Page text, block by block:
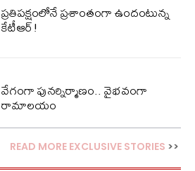
ప్ర‌తిప‌క్షంలోనే ప్ర‌శాంతంగా ఉందంటున్న
కేటీఆర్!
వేగంగా పునర్నిర్మాణం.. వైభవంగా
రామాలయం
READ MORE EXCLUSIVE STORIES >>